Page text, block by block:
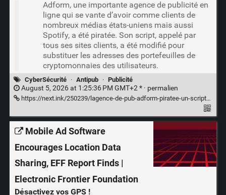
Adform, une importante agence de publicité en
ligne qui se vante d’avoir comme clients de
nombreux médias états-uniens mais aussi
Spotify, a été piratée. Son script, appelé par
tous ses sites clients, a été modifié pour
substituer les adresses des portefeuilles de
cryptomonnaies des utilisateurs.
CyberSécurité · Antipub · Publicité
August 5, 2026 at 1:25:36 PM GMT+2 * · permalien
https://next.ink/250239/lagence-de-pub-adform-piratee-un-script-substituait-les-portefeuilles-crypto-des-lecteurs/
Mobile Ad Software
Encourages Location Data
Sharing, EFF Report Finds |
Electronic Frontier Foundation
Désactivez vos GPS !